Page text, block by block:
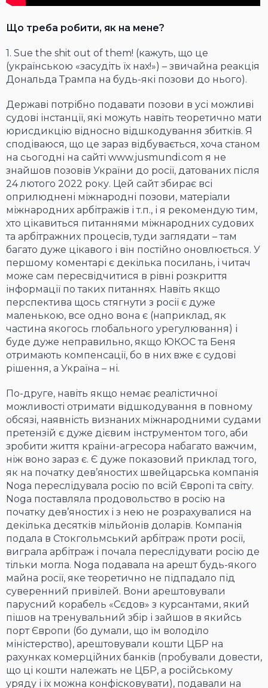
Що треба робити, як на мене?
1. Sue the shit out of them! (кажуть, що це
(українською «засудіть їх нах!») – звичайна реакція
Дональда Трампа на будь-які позови до нього).
Державі потрібно подавати позови в усі можливі
судові інстанції, які можуть навіть теоретично мати
юрисдикцію відносно відшкодування збитків. Я
сподіваюся, що це зараз відбувається, хоча станом
на сьогодні на сайті www.jusmundi.com я не
знайшов позовів України до росії, датованих після
24 лютого 2022 року. Цей сайт збирає всі
оприлюднені міжнародні позови, матеріали
міжнародних арбітражів і т.п., і я рекомендую тим,
хто цікавиться питаннями міжнародних судових
та арбітражних процесів, туди заглядати – там
багато дуже цікавого і він постійно оновлюється. У
першому коментарі є декілька посилань, і читач
може сам пересвідчитися в рівні розкриття
інформації по таких питаннях. Навіть якщо
перспектива щось стягнути з росії є дуже
маленькою, все одно вона є (наприклад, як
частина якогось глобального урегулювання) і
буде дуже неправильно, якщо ЮКОС та Беня
отримають компенсації, бо в них вже є судові
рішення, а Україна – ні.
По-друге, навіть якщо немає реалістичної
можливості отримати відшкодування в повному
обсязі, наявність визнаних міжнародними судами
претензій є дуже дієвим інструментом того, аби
зробити життя країни-агресора набагато важчим,
ніж воно зараз є. Є дуже показовий приклад того,
як на початку дев’яностих швейцарська компанія
Noga переслідувала росію по всій Європі та світу.
Noga поставляла продовольство в росію на
початку дев’яностих і з нею не розрахувалися на
декілька десятків мільйонів доларів. Компанія
подала в Стокгольмський арбітраж проти росії,
виграла арбітраж і почала переслідувати росію де
тільки могла. Noga подавала на арешт будь-якого
майна росії, яке теоретично не підпадало під
суверенний привілей. Вони арештовували
парусний корабель «Сєдов» з курсантами, який
пішов на тренувальний збір і зайшов в якийсь
порт Європи (бо думали, що їм володіло
міністерство), арештовували кошти ЦБР на
рахунках комерційних банків (пробували довести,
що ці кошти належать не ЦБР, а російському
уряду і їх можна конфісковувати), подавали на